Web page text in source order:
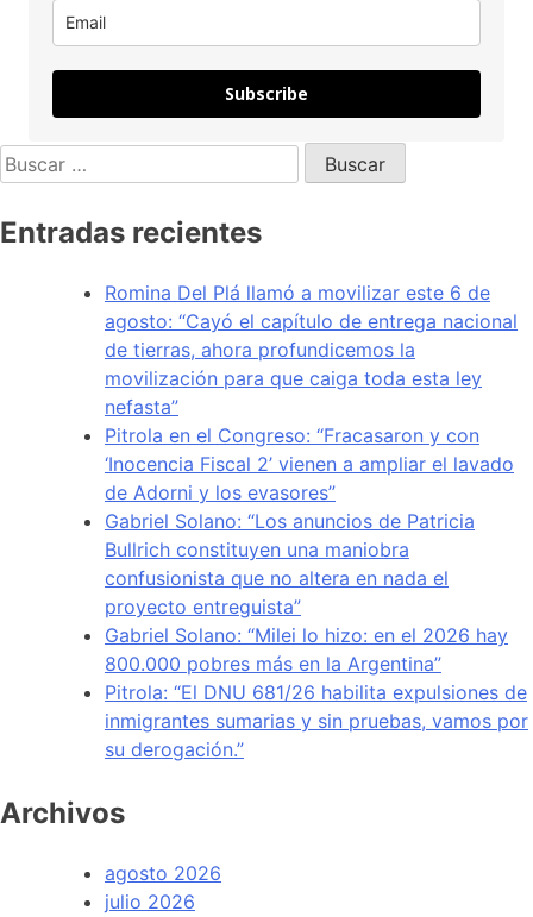
Subscribe
Entradas recientes
Romina Del Plá llamó a movilizar este 6 de
agosto: “Cayó el capítulo de entrega nacional
de tierras, ahora profundicemos la
movilización para que caiga toda esta ley
nefasta”
Pitrola en el Congreso: “Fracasaron y con
‘Inocencia Fiscal 2’ vienen a ampliar el lavado
de Adorni y los evasores”
Gabriel Solano: “Los anuncios de Patricia
Bullrich constituyen una maniobra
confusionista que no altera en nada el
proyecto entreguista”
Gabriel Solano: “Milei lo hizo: en el 2026 hay
800.000 pobres más en la Argentina”
Pitrola: “El DNU 681/26 habilita expulsiones de
inmigrantes sumarias y sin pruebas, vamos por
su derogación.”
Archivos
agosto 2026
julio 2026